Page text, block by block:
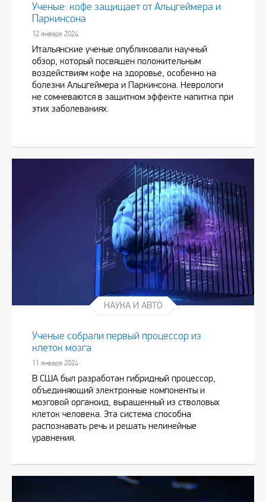
Ученые: кофе защищает от Альцгеймера и
Паркинсона
12 января 2024
Итальянские ученые опубликовали научный
обзор, который посвящен положительным
воздействиям кофе на здоровье, особенно на
болезни Альцгеймера и Паркинсона. Неврологи
не сомневаются в защитном эффекте напитка при
этих заболеваниях.
НАУКА И АВТО
Ученые собрали первый процессор из
клеток мозга
11 января 2024
В США был разработан гибридный процессор,
объединяющий электронные компоненты и
мозговой органоид, выращенный из стволовых
клеток человека. Эта система способна
распознавать речь и решать нелинейные
уравнения.